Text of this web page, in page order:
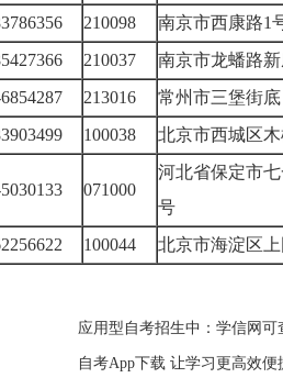
210098
南京市西康路1
210037
南京市龙蟠路
6854287 213016
常州市三堡街
100038
北京市西城区
5030133 071000
河北省保定市七
号
100044 北京市海淀区
应用型自考招生中：学信网可
自考App下载 让学习更高效便